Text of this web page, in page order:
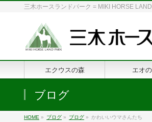
三木ホースランドパーク = MIKI HORSE
エクウスの森 エオ
ブログ
HOME » ブログ » ブログ » かわいいウマさんたち